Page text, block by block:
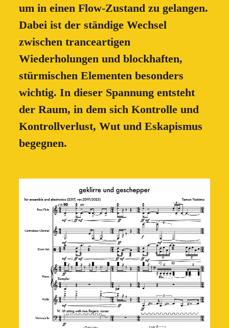
um in einen Flow-Zustand zu gelangen.
Dabei ist der ständige Wechsel
zwischen tranceartigen
Wiederholungen und blockhaften,
stürmischen Elementen besonders
wichtig. In dieser Spannung entsteht
der Raum, in dem sich Kontrolle und
Kontrollverlust, Wut und Eskapismus
begegnen.